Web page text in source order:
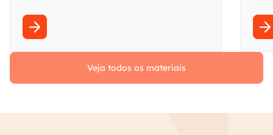
em qualquer linguagem.
Veja todos os materiais